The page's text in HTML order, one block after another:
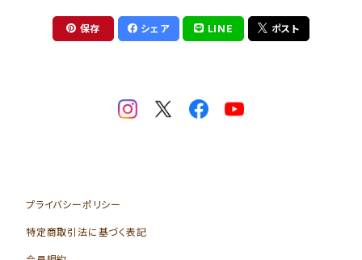
保存 シェア LINE ポスト
プライバシーポリシー
特定商取引法に基づく表記